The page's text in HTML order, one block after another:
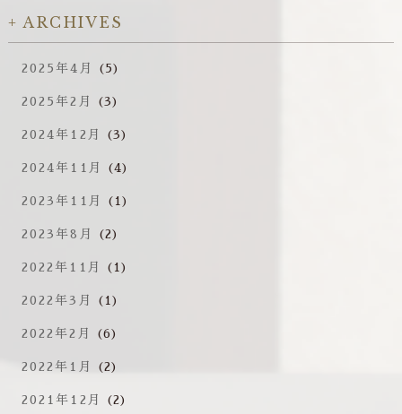
ARCHIVES
2025年4月 (5)
2025年2月 (3)
2024年12月 (3)
2024年11月 (4)
2023年11月 (1)
2023年8月 (2)
2022年11月 (1)
2022年3月 (1)
2022年2月 (6)
2022年1月 (2)
2021年12月 (2)